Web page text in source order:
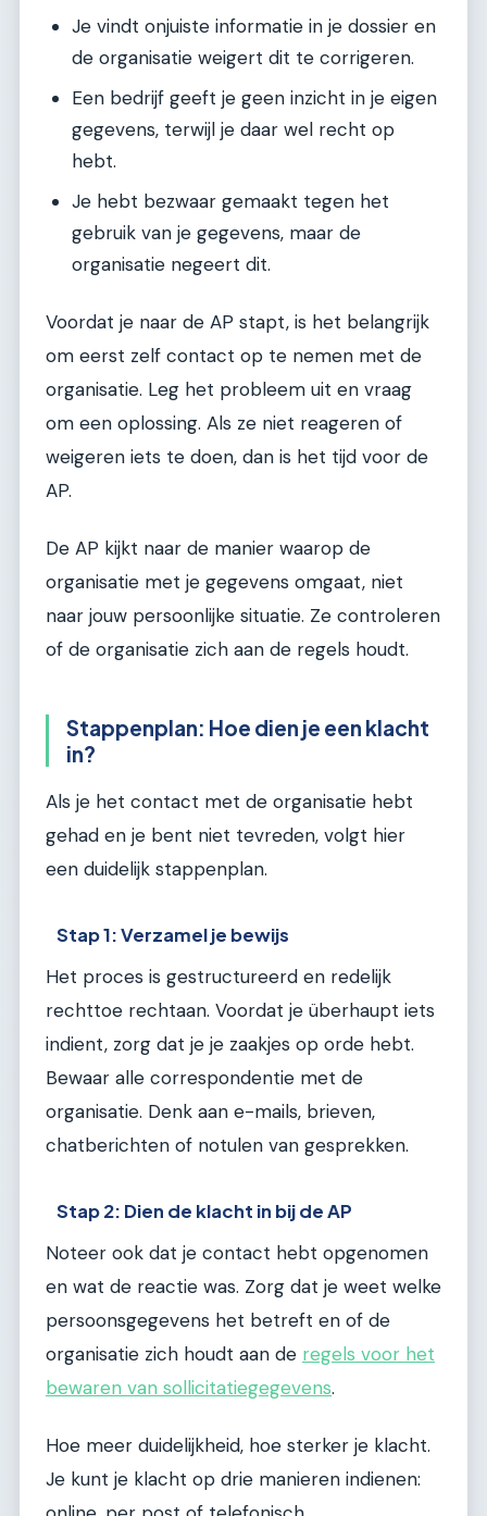
Je vindt onjuiste informatie in je dossier en
de organisatie weigert dit te corrigeren.
Een bedrijf geeft je geen inzicht in je eigen
gegevens, terwijl je daar wel recht op
hebt.
Je hebt bezwaar gemaakt tegen het
gebruik van je gegevens, maar de
organisatie negeert dit.
Voordat je naar de AP stapt, is het belangrijk
om eerst zelf contact op te nemen met de
organisatie. Leg het probleem uit en vraag
om een oplossing. Als ze niet reageren of
weigeren iets te doen, dan is het tijd voor de
AP.
De AP kijkt naar de manier waarop de
organisatie met je gegevens omgaat, niet
naar jouw persoonlijke situatie. Ze controleren
of de organisatie zich aan de regels houdt.
Stappenplan: Hoe dien je een klacht
in?
Als je het contact met de organisatie hebt
gehad en je bent niet tevreden, volgt hier
een duidelijk stappenplan.
Stap 1: Verzamel je bewijs
Het proces is gestructureerd en redelijk
rechttoe rechtaan. Voordat je überhaupt iets
indient, zorg dat je je zaakjes op orde hebt.
Bewaar alle correspondentie met de
organisatie. Denk aan e-mails, brieven,
chatberichten of notulen van gesprekken.
Stap 2: Dien de klacht in bij de AP
Noteer ook dat je contact hebt opgenomen
en wat de reactie was. Zorg dat je weet welke
persoonsgegevens het betreft en of de
organisatie zich houdt aan de regels voor het
bewaren van sollicitatiegegevens.
Hoe meer duidelijkheid, hoe sterker je klacht.
Je kunt je klacht op drie manieren indienen: